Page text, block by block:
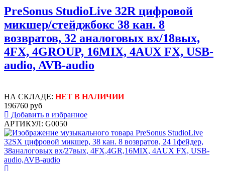
PreSonus StudioLive 32R цифровой
микшер/стейджбокс 38 кан. 8
возвратов, 32 аналоговых вх/18вых,
4FX, 4GROUP, 16MIX, 4AUX FX, USB-
audio, AVB-audio
НА СКЛАДЕ: НЕТ В НАЛИЧИИ
196760 руб
Добавить в избранное
АРТИКУЛ: G0050